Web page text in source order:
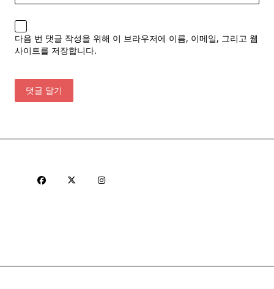
다음 번 댓글 작성을 위해 이 브라우저에 이름, 이메일, 그리고 웹
사이트를 저장합니다.